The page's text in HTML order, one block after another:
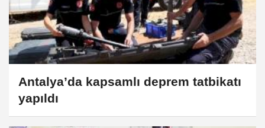
Antalya’da kapsamlı deprem tatbikatı
yapıldı